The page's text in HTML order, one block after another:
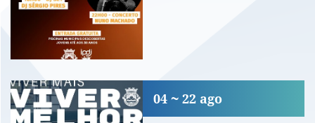
«Viver Mais, Viver Melhor»
04 22 ago